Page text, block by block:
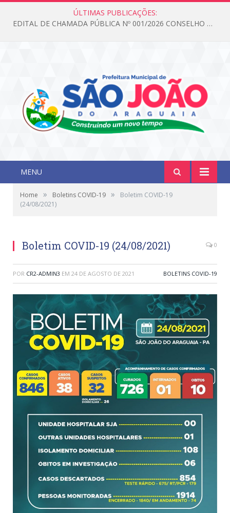
ÚLTIMAS PUBLICAÇÕES:
EDITAL DE CHAMADA PÚBLICA Nº 001/2026 CONSELHO DOS DIREITOS DA CRIANÇA E DO ADOLESCENTE
MENU
Home » Boletins COVID-19 »
Boletim COVID-19
(24/08/2021)
Boletim COVID-19 (24/08/2021) 0
POR CR2-ADMIN3 EM 24 DE AGOSTO DE 2021 BOLETINS COVID-19